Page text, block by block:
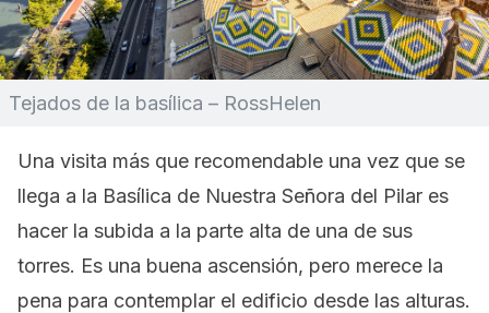
Tejados de la basílica – RossHelen
Una visita más que recomendable una vez que se
llega a la Basílica de Nuestra Señora del Pilar es
hacer la subida a la parte alta de una de sus
torres. Es una buena ascensión, pero merece la
pena para contemplar el edificio desde las alturas.